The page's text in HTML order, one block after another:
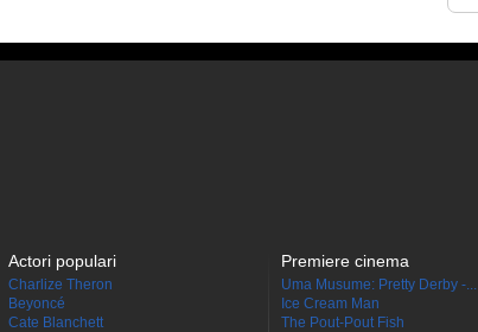
Actori populari
Charlize Theron
Beyoncé
Cate Blanchett
Premiere cinema
Uma Musume: Pretty Derby -...
Ice Cream Man
The Pout-Pout Fish